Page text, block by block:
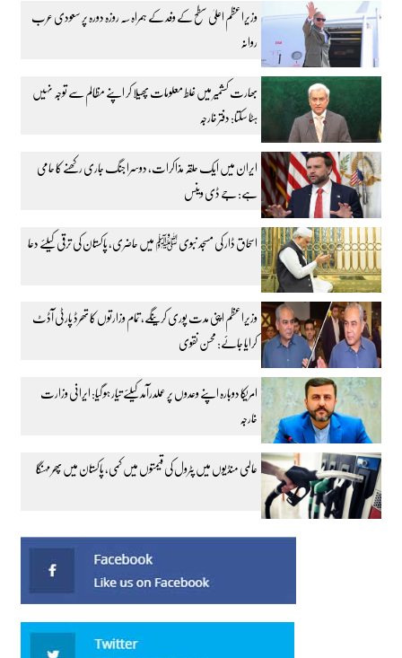
وزیراعظم اعلیٰ سطح کے وفد کے ہمراہ سہ روزہ دورہ پر سعودی عرب
روانہ
بھارت کشمیر میں غلط معلومات پھیلا کر اپنے مظالم سے توجہ نہیں
ہٹا سکتا: دفتر خارجہ
ایران میں ایک حلقہ مذاکرات، دوسرا جنگ جاری رکھنے کا حامی
ہے: جے ڈی وینس
اسحاق ڈار کی مسجد نبوی ﷺ میں حاضری، پاکستان کی ترقی کیلئے دعا
وزیراعظم اپنی مدت پوری کرینگے، تمام وزارتوں کا تھرڈ پارٹی آڈٹ
کرایا جائے: محسن نقوی
امریکا دوبارہ اپنے وعدوں پر عملدرآمد کیلئے تیار ہو گیا: ایرانی وزارت
خارجہ
عالمی منڈیوں میں پٹرول کی قیمتوں میں کمی، پاکستان میں پھر مہنگا